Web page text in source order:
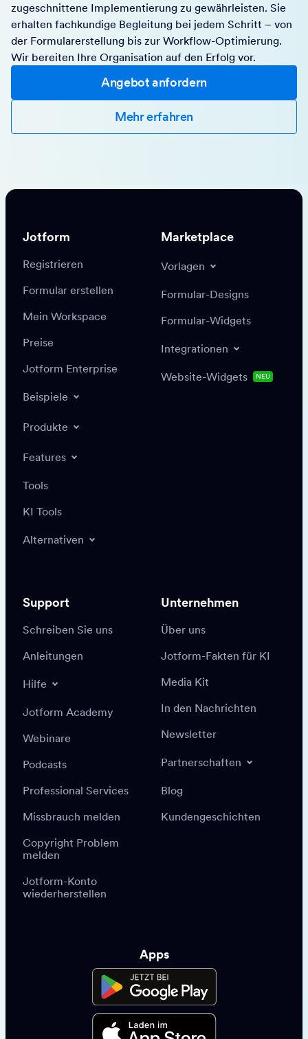
zugeschnittene Implementierung zu gewährleisten. Sie
erhalten fachkundige Begleitung bei jedem Schritt – von
der Formularerstellung bis zur Workflow-Optimierung.
Wir bereiten Ihre Organisation auf den Erfolg vor.
Angebot anfordern
Mehr erfahren
Jotform
Registrieren
Formular erstellen
Mein Workspace
Preise
Jotform Enterprise
Beispiele
Produkte
Features
Tools
KI Tools
Alternativen
Marketplace
Vorlagen
Formular-Designs
Formular-Widgets
Integrationen
Website-Widgets NEU
Support
Schreiben Sie uns
Anleitungen
Hilfe
Jotform Academy
Webinare
Podcasts
Professional Services
Missbrauch melden
Copyright Problem
melden
Jotform-Konto
wiederherstellen
Unternehmen
Über uns
Jotform-Fakten für KI
Media Kit
In den Nachrichten
Newsletter
Partnerschaften
Blog
Kundengeschichten
Apps